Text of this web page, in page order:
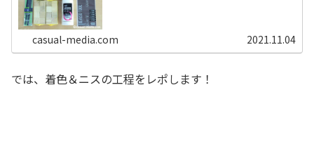
casual-media.com 2021.11.04
では、着色＆ニスの工程をレポします！